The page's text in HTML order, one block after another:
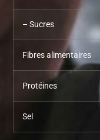
– Sucres
Fibres alimentaires
Protéines
Sel